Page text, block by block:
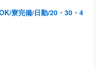
寮完備/日勤/20・30・4